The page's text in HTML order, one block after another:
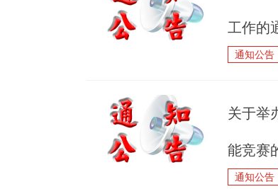
工作的
通知公告
关于举
能竞赛
通知公告